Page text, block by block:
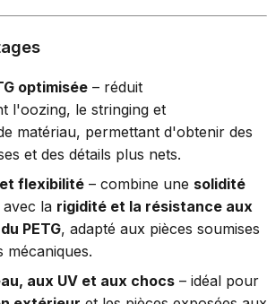
optimisée – réduit
l'oozing, le stringing et
matériau, permettant d'obtenir des
et des détails plus nets.
flexibilité – combine une solidité
avec la rigidité et la résistance aux
PETG, adapté aux pièces soumises
mécaniques.
aux UV et aux chocs – idéal pour